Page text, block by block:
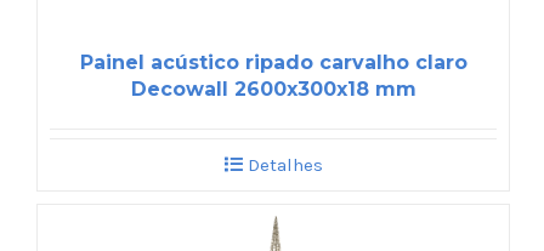
Painel acústico ripado carvalho claro
Decowall 2600x300x18 mm
Detalhes